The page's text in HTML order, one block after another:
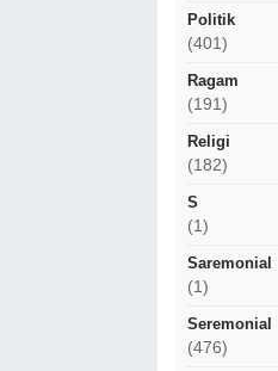
Politik
(401)
Ragam
(191)
Religi
(182)
S
(1)
Saremonial
(1)
Seremonial
(476)